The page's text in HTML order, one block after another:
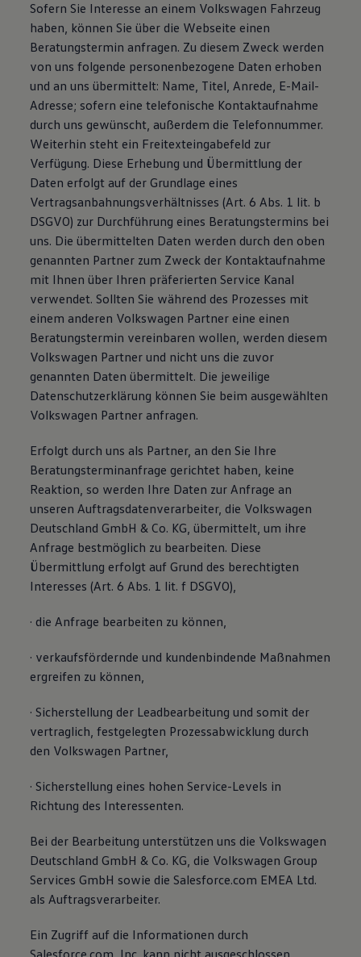
Sofern Sie Interesse an einem Volkswagen Fahrzeug
haben, können Sie über die Webseite einen
Beratungstermin anfragen. Zu diesem Zweck werden
von uns folgende personenbezogene Daten erhoben
und an uns übermittelt: Name, Titel, Anrede, E-Mail-
Adresse; sofern eine telefonische Kontaktaufnahme
durch uns gewünscht, außerdem die Telefonnummer.
Weiterhin steht ein Freitexteingabefeld zur
Verfügung. Diese Erhebung und Übermittlung der
Daten erfolgt auf der Grundlage eines
Vertragsanbahnungsverhältnisses (Art. 6 Abs. 1 lit. b
DSGVO) zur Durchführung eines Beratungstermins bei
uns. Die übermittelten Daten werden durch den oben
genannten Partner zum Zweck der Kontaktaufnahme
mit Ihnen über Ihren präferierten Service Kanal
verwendet. Sollten Sie während des Prozesses mit
einem anderen Volkswagen Partner eine einen
Beratungstermin vereinbaren wollen, werden diesem
Volkswagen Partner und nicht uns die zuvor
genannten Daten übermittelt. Die jeweilige
Datenschutzerklärung können Sie beim ausgewählten
Volkswagen Partner anfragen.
Erfolgt durch uns als Partner, an den Sie Ihre
Beratungsterminanfrage gerichtet haben, keine
Reaktion, so werden Ihre Daten zur Anfrage an
unseren Auftragsdatenverarbeiter, die Volkswagen
Deutschland GmbH & Co. KG, übermittelt, um ihre
Anfrage bestmöglich zu bearbeiten. Diese
Übermittlung erfolgt auf Grund des berechtigten
Interesses (Art. 6 Abs. 1 lit. f DSGVO),
· die Anfrage bearbeiten zu können,
· verkaufsfördernde und kundenbindende Maßnahmen
ergreifen zu können,
· Sicherstellung der Leadbearbeitung und somit der
vertraglich, festgelegten Prozessabwicklung durch
den Volkswagen Partner,
· Sicherstellung eines hohen Service-Levels in
Richtung des Interessenten.
Bei der Bearbeitung unterstützen uns die Volkswagen
Deutschland GmbH & Co. KG, die Volkswagen Group
Services GmbH sowie die Salesforce.com EMEA Ltd.
als Auftragsverarbeiter.
Ein Zugriff auf die Informationen durch
Salesforce.com, Inc. kann nicht ausgeschlossen